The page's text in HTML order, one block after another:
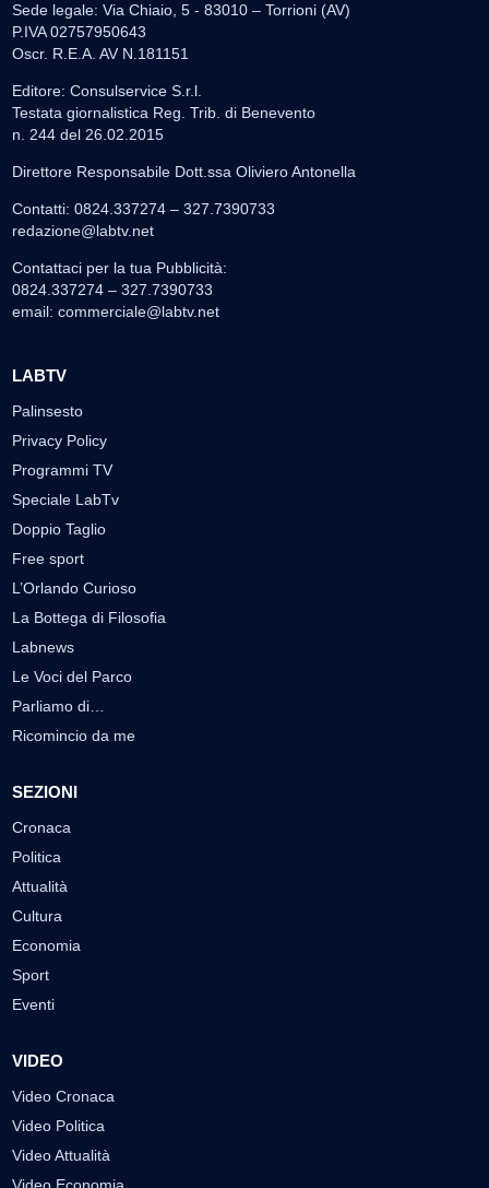
Sede legale: Via Chiaio, 5 - 83010 – Torrioni (AV)
P.IVA 02757950643
Oscr. R.E.A. AV N.181151
Editore: Consulservice S.r.l.
Testata giornalistica Reg. Trib. di Benevento
n. 244 del 26.02.2015
Direttore Responsabile Dott.ssa Oliviero Antonella
Contatti: 0824.337274 – 327.7390733
redazione@labtv.net
Contattaci per la tua Pubblicità:
0824.337274 – 327.7390733
email: commerciale@labtv.net
LABTV
Palinsesto
Privacy Policy
Programmi TV
Speciale LabTv
Doppio Taglio
Free sport
L’Orlando Curioso
La Bottega di Filosofia
Labnews
Le Voci del Parco
Parliamo di…
Ricomincio da me
SEZIONI
Cronaca
Politica
Attualità
Cultura
Economia
Sport
Eventi
VIDEO
Video Cronaca
Video Politica
Video Attualità